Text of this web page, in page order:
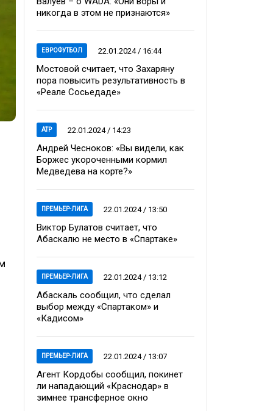
никогда в этом не признаются»
ЕВРОФУТБОЛ 22.01.2024 / 16:44
Мостовой считает, что Захаряну
пора повысить результативность в
«Реале Сосьедаде»
ATP 22.01.2024 / 14:23
Андрей Чесноков: «Вы видели, как
Боржес укороченными кормил
Медведева на корте?»
ПРЕМЬЕР-ЛИГА 22.01.2024 / 13:50
Виктор Булатов считает, что
Абаскалю не место в «Спартаке»
ПРЕМЬЕР-ЛИГА 22.01.2024 / 13:12
Абаскаль сообщил, что сделал
выбор между «Спартаком» и
«Кадисом»
ПРЕМЬЕР-ЛИГА 22.01.2024 / 13:07
Агент Кордобы сообщил, покинет
ли нападающий «Краснодар» в
зимнее трансферное окно